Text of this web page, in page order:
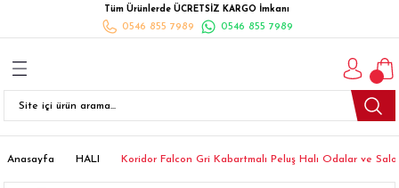
Tüm Ürünlerde ÜCRETSİZ KARGO İmkanı
0546 855 7989 0546 855 7989
Geri Dön
Ankastre Setler
Geri Dön
Takımları
Geri Dön
Geri Dön
Geri Dön
Geri Dön
Geri Dön
Anasayfa HALI Koridor Falcon Gri Kabartmalı Peluş Halı Odalar ve